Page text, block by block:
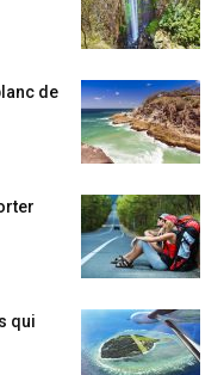
de
qui